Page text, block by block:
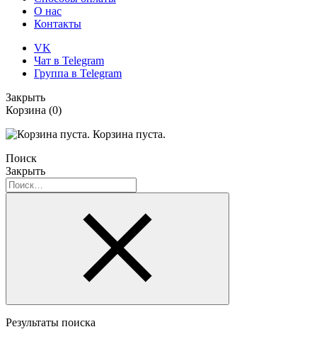
О нас
Контакты
VK
Чат в Telegram
Группа в Telegram
Закрыть
Корзина (0)
Корзина пуста.
Поиск
Закрыть
Результаты поиска